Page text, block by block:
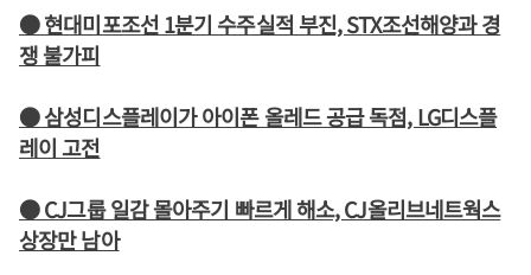
● 현대미포조선 1분기 수주실적 부진, STX조선해양과 경
쟁 불가피
● 삼성디스플레이가 아이폰 올레드 공급 독점, LG디스플
레이 고전
● CJ그룹 일감 몰아주기 빠르게 해소, CJ올리브네트웍스
상장만 남아